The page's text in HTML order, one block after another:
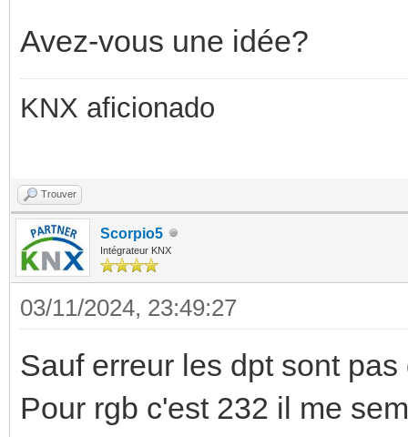
Avez-vous une idée?
KNX aficionado
Trouver
Scorpio5
Intégrateur KNX
03/11/2024, 23:49:27
Sauf erreur les dpt sont
Pour rgb c'est 232 il me